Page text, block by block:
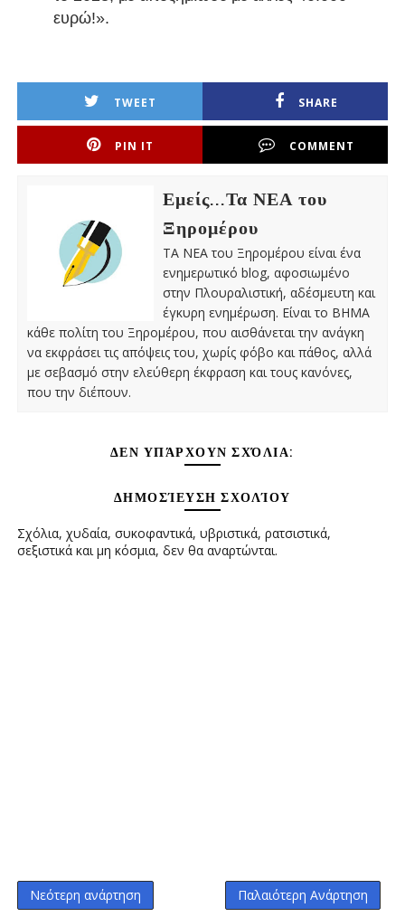
ευρώ!».
TWEET SHARE
PIN IT COMMENT
Εμείς...Τα ΝΕΑ του
Ξηρομέρου
ΤΑ ΝΕΑ του Ξηρομέρου είναι ένα
ενημερωτικό blog, αφοσιωμένο
στην Πλουραλιστική, αδέσμευτη και
έγκυρη ενημέρωση. Είναι το ΒΗΜΑ
κάθε πολίτη του Ξηρομέρου, που αισθάνεται την ανάγκη
να εκφράσει τις απόψεις του, χωρίς φόβο και πάθος, αλλά
με σεβασμό στην ελεύθερη έκφραση και τους κανόνες,
που την διέπουν.
ΔΕΝ ΥΠΆΡΧΟΥΝ ΣΧΌΛΙΑ:
ΔΗΜΟΣΊΕΥΣΗ ΣΧΟΛΊΟΥ
Σχόλια, χυδαία, συκοφαντικά, υβριστικά, ρατσιστικά,
σεξιστικά και μη κόσμια, δεν θα αναρτώνται.
Νεότερη ανάρτηση Παλαιότερη Ανάρτηση